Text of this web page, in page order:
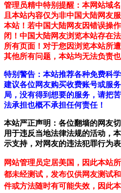
管理员精中特别提醒：本网站域
且本站内容仅为非中国大陆网友
本站！若中国大陆网友因错误操
闭！中国大陆网友浏览本站存在
所有页面！对于您因浏览本站所
其他所有问题，本站均无法负责也
特别警告：本站推荐各种免费科
建议各位网友购买收费账号或服
局，没有得到想要的服务，请把
法承担也概不承担任何责任！
本站严正声明：各位翻墙的网友
用于违反当地法律法规的活动，
示支持，对网友的违法犯罪行为表
网站管理员定居美国，因此本站
都未经测试，发布仅供网友测试
件或方法随时有可能失效，因此